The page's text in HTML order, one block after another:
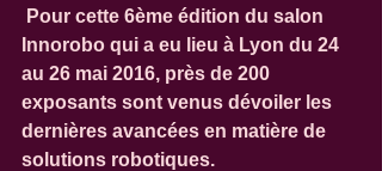
Pour cette 6ème édition du salon
Innorobo qui a eu lieu à Lyon du 24
au 26 mai 2016, près de 200
exposants sont venus dévoiler les
dernières avancées en matière de
solutions robotiques.